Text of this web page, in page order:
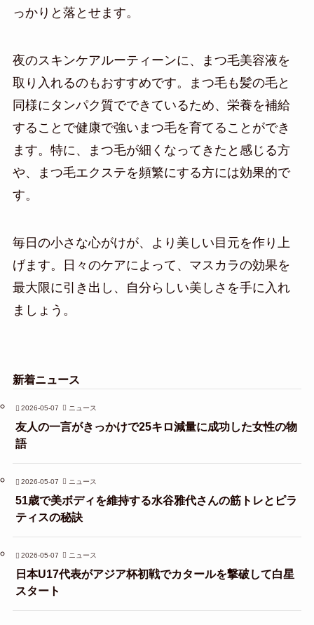
っかりと落とせます。
夜のスキンケアルーティーンに、まつ毛美容液を
取り入れるのもおすすめです。まつ毛も髪の毛と
同様にタンパク質でできているため、栄養を補給
することで健康で強いまつ毛を育てることができ
ます。特に、まつ毛が細くなってきたと感じる方
や、まつ毛エクステを頻繁にする方には効果的で
す。
毎日の小さな心がけが、より美しい目元を作り上
げます。日々のケアによって、マスカラの効果を
最大限に引き出し、自分らしい美しさを手に入れ
ましょう。
新着ニュース
2026-05-07 ニュース
友人の一言がきっかけで25キロ減量に成功した女性の物
語
2026-05-07 ニュース
51歳で美ボディを維持する水谷雅代さんの筋トレとピラ
ティスの秘訣
2026-05-07 ニュース
日本U17代表がアジア杯初戦でカタールを撃破して白星
スタート